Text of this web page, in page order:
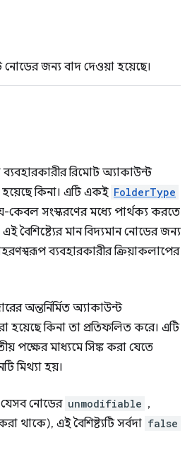
নোডের জন্য বাদ দেওয়া হয়েছে।
ব্যবহারকারীর রিমোট অ্যাকাউন্ট
হয়েছে কিনা। এটি একই FolderType
কেবল সংস্করণের মধ্যে পার্থক্য করতে
বৈশিষ্ট্যের মান বিদ্যমান নোডের জন্য
ব্যবহারকারীর ক্রিয়াকলাপের
অন্তর্নির্মিত অ্যাকাউন্ট
হয়েছে কিনা তা প্রতিফলিত করে। এটি
পক্ষের মাধ্যমে সিঙ্ক করা যেতে
মিথ্যা হয়।
নোডের unmodifiable ,
থাকে), এই বৈশিষ্ট্যটি সর্বদা false